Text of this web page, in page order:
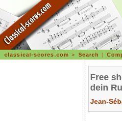
classical-scores.com > Search |
Free
dein
Jean-